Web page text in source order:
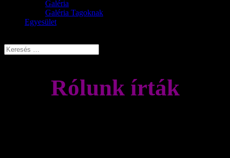
Galéria
Galéria Tagoknak
Egyesület
Rólunk írták